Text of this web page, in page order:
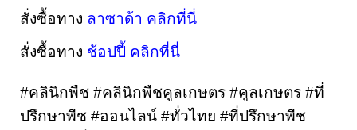
สั่งซื้อทาง ลาซาด้า คลิกที่นี่
สั่งซื้อทาง ช้อปปี้ คลิกที่นี่
#คลินิกพืช #คลินิกพืชคูลเกษตร #คูลเกษตร #ที่
ปรึกษาพืช #ออนไลน์ #ทั่วไทย #ที่ปรึกษาพืช